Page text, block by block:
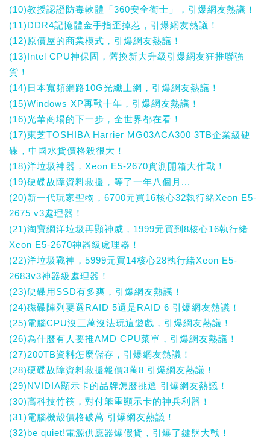
(10)教授認證防毒軟體「360安全衛士」，引爆網友熱議！
(11)DDR4記憶體金手指歪掉惹，引爆網友熱議！
(12)原價屋的商業模式，引爆網友熱議！
(13)Intel CPU神保固，舊換新大升級引爆網友狂推聯強
貨！
(14)日本寬頻網路10G光纖上網，引爆網友熱議！
(15)Windows XP再戰十年，引爆網友熱議！
(16)光華商場的下一步，全世界都在看！
(17)東芝TOSHIBA Harrier MG03ACA300 3TB企業級硬
碟，中國水貨價格殺很大！
(18)洋垃圾神器，Xeon E5-2670實測開箱大作戰！
(19)硬碟故障資料救援，等了一年八個月...
(20)新一代玩家聖物，6700元買16核心32執行緒Xeon E5-
2675 v3處理器！
(21)淘寶網洋垃圾再顯神威，1999元買到8核心16執行緒
Xeon E5-2670神器級處理器！
(22)洋垃圾戰神，5999元買14核心28執行緒Xeon E5-
2683v3神器級處理器！
(23)硬碟用SSD有多爽，引爆網友熱議！
(24)磁碟陣列要選RAID 5還是RAID 6 引爆網友熱議！
(25)電腦CPU沒三萬沒法玩這遊戲，引爆網友熱議！
(26)為什麼有人要推AMD CPU菜單，引爆網友熱議！
(27)200TB資料怎麼儲存，引爆網友熱議！
(28)硬碟故障資料救援報價3萬8 引爆網友熱議！
(29)NVIDIA顯示卡的品牌怎麼挑選 引爆網友熱議！
(30)高科技竹筷，對付笨重顯示卡的神兵利器！
(31)電腦機殼價格破萬 引爆網友熱議！
(32)be quiet!電源供應器爆假貨，引爆了鍵盤大戰！